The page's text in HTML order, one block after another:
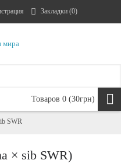
Закладки (0)
Товаров 0 (30грн)
SWR
× sib SWR)